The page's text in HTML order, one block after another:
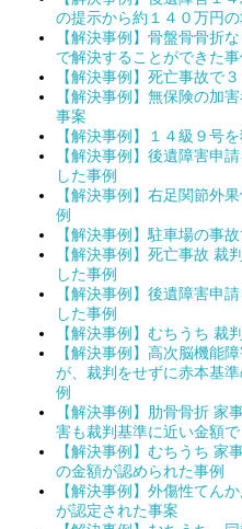
の提示から約１４０万円
【解決事例】骨盤骨骨折
で解決することができた事
【解決事例】死亡事故で
【解決事例】無保険の加
事案
【解決事例】１４級９号
【解決事例】後遺障害申
した事例
【解決事例】右足関節外
例
【解決事例】駐車場の事
【解決事例】死亡事故 裁
した事例
【解決事例】後遺障害申
した事例
【解決事例】むちうち 裁
【解決事例】高次脳機能
が、裁判をせずに赤本基
例
【解決事例】肋骨骨折 家
害も裁判基準に近い金額
【解決事例】むちうち 家
の金額が認められた事例
【解決事例】外傷性てん
が認定された事案